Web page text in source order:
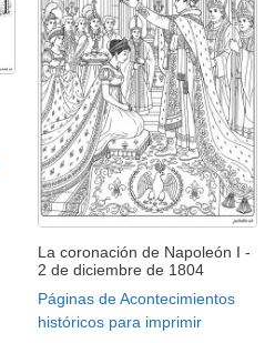
La coronación de Napoleón I -
2 de diciembre de 1804
Páginas de Acontecimientos
históricos para imprimir